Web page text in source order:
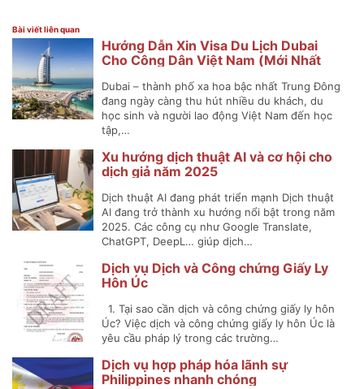
Bài viết liên quan
Hướng Dẫn Xin Visa Du Lịch Dubai
Cho Công Dân Việt Nam (Mới Nhất
Dubai – thành phố xa hoa bậc nhất Trung Đông
đang ngày càng thu hút nhiều du khách, du
học sinh và người lao động Việt Nam đến học
tập,…
Xu hướng dịch thuật AI và cơ hội cho
dịch giả năm 2025
Dịch thuật AI đang phát triển mạnh Dịch thuật
AI đang trở thành xu hướng nổi bật trong năm
2025. Các công cụ như Google Translate,
ChatGPT, DeepL… giúp dịch…
Dịch vụ Dịch và Công chứng Giấy Ly
Hôn Úc
1. Tại sao cần dịch và công chứng giấy ly hôn
Úc? Việc dịch và công chứng giấy ly hôn Úc là
yêu cầu pháp lý trong các trường…
Dịch vụ hợp pháp hóa lãnh sự
Philippines nhanh chóng